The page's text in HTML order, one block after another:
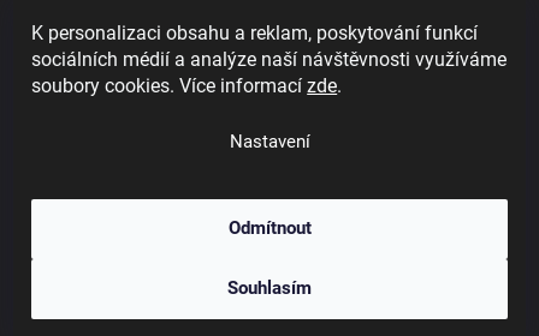
K personalizaci obsahu a reklam, poskytování funkcí
sociálních médií a analýze naší návštěvnosti využíváme
soubory cookies. Více informacízde.
Nastavení
Odmítnout
Souhlasím
Dioptrické ochranné brýle
. Všechna práva vyhrazena.